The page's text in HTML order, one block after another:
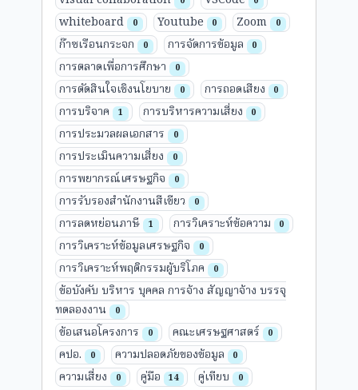
whiteboard 0 Youtube 0 Zoom 0
ก๊าซเรือนกระจก 0 การจัดการข้อมูล 0
การตลาดเพื่อการศึกษา 0
การตัดสินใจเชิงนโยบาย 0 การถอดเสียง 0
การบริจาค 1 การบริหารความเสี่ยง 0
การประมวลผลเอกสาร 0
การประเมินความเสี่ยง 0
การพยากรณ์เศรษฐกิจ 0
การรับรองสำนักงานสีเขียว 0
การลดหย่อนภาษี 1 การวิเคราะห์ข้อความ 0
การวิเคราะห์ข้อมูลเศรษฐกิจ 0
การวิเคราะห์พฤติกรรมผู้บริโภค 0
ข้อบังคับ บริหาร บุคคล การจ้าง สัญญาจ้าง บรรจุ
ทดลองงาน
0
ข้อเสนอโครงการ 0 คณะเศรษฐศาสตร์ 0
คปอ. 0 ความปลอดภัยของข้อมูล 0
ความเสี่ยง 0 คู่มือ 14 คู่เทียบ 0